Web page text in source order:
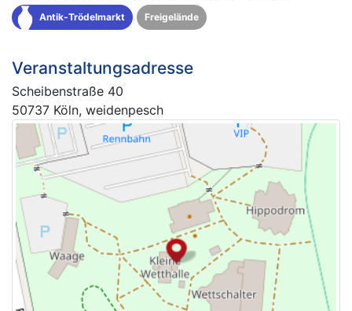
Antik-Trödelmarkt Freigelände
Veranstaltungsadresse
Scheibenstraße 40
50737 Köln, weidenpesch